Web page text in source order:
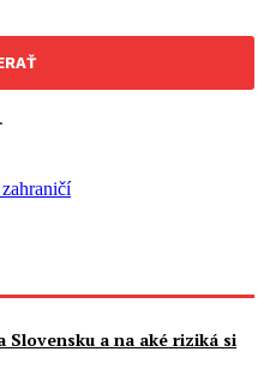
.
Slovensku a na aké riziká si